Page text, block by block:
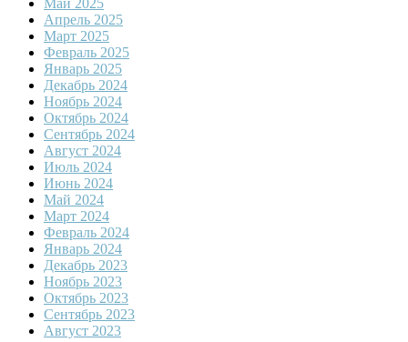
Апрель 2025
Март 2025
Февраль 2025
Январь 2025
Декабрь 2024
Ноябрь 2024
Октябрь 2024
Сентябрь 2024
Август 2024
Июль 2024
Июнь 2024
Май 2024
Март 2024
Февраль 2024
Январь 2024
Декабрь 2023
Ноябрь 2023
Октябрь 2023
Сентябрь 2023
Август 2023